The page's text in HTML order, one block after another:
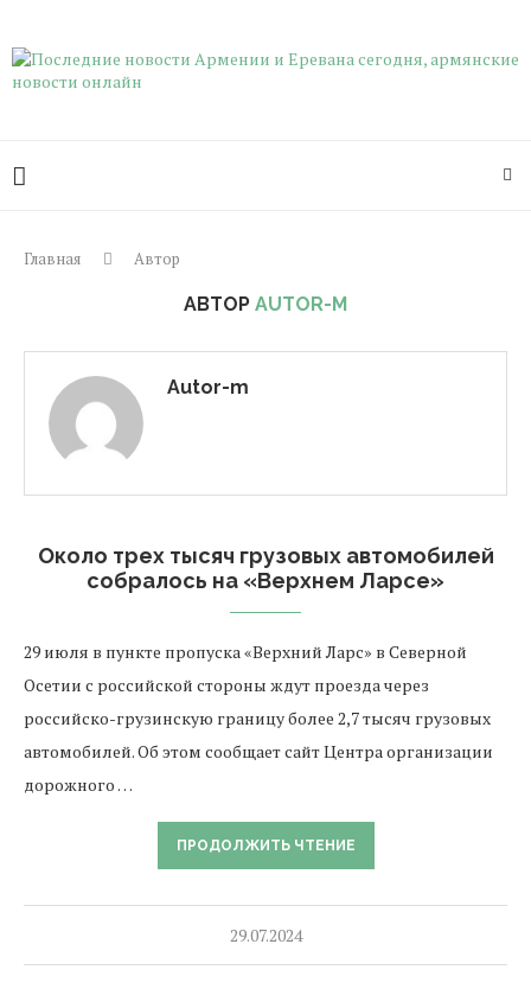
Главная Автор
АВТОР AUTOR-M
Autor-m
Около трех тысяч грузовых автомобилей
собралось на «Верхнем Ларсе»
29 июля в пункте пропуска «Верхний Ларс» в Северной
Осетии с российской стороны ждут проезда через
российско-грузинскую границу более 2,7 тысяч грузовых
автомобилей. Об этом сообщает сайт Центра организации
дорожного …
ПРОДОЛЖИТЬ ЧТЕНИЕ
29.07.2024